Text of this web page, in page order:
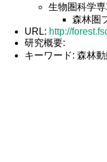
生物圏科学
森林圏
URL: http://
研究概要:
キーワード: 森林